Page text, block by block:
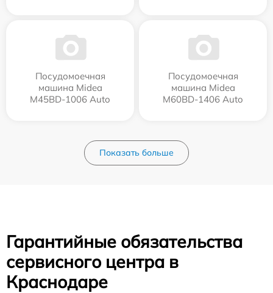
Посудомоечная
машина Midea
M45BD-1006 Auto
Посудомоечная
машина Midea
M60BD-1406 Auto
Показать больше
Гарантийные обязательства
сервисного центра в
Краснодаре